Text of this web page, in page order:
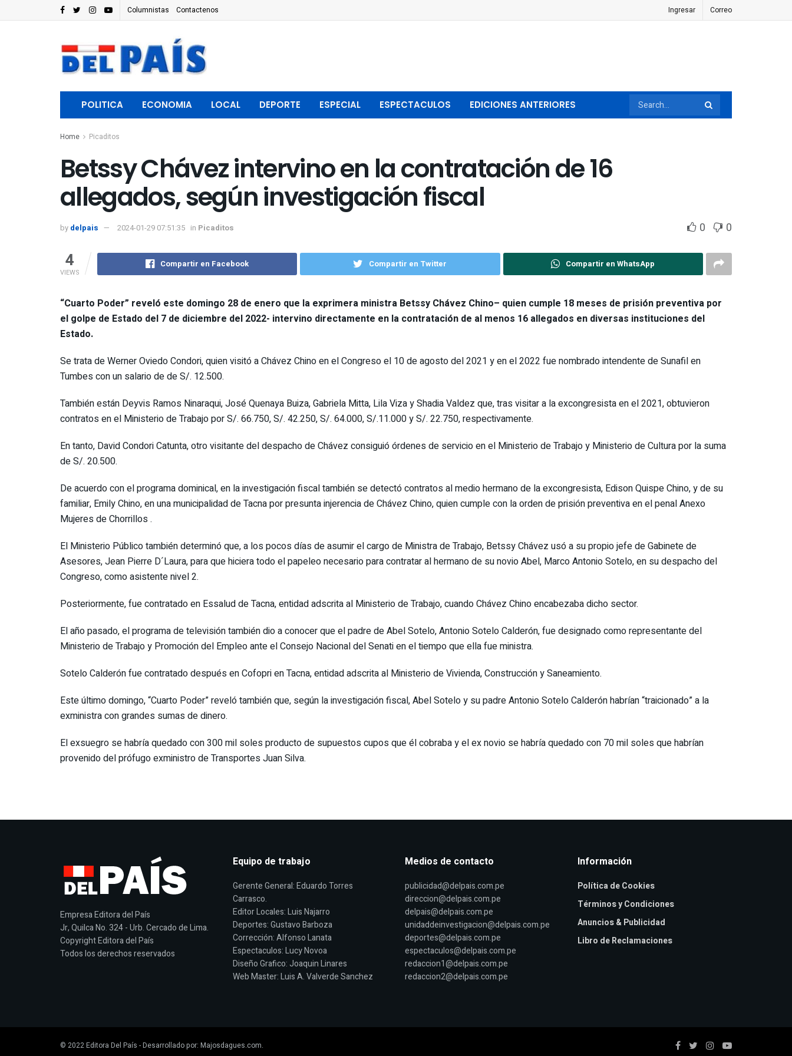
Columnistas Contactenos Ingresar Correo
POLITICA ECONOMIA LOCAL DEPORTE ESPECIAL ESPECTACULOS EDICIONES ANTERIORES
Home Picaditos
Betssy Chávez intervino en la contratación de 16
allegados, según investigación fiscal
by delpais 2024-01-29 07:51:35 in Picaditos 0 0
4
VIEWS
Compartir en Facebook Compartir en Twitter Compartir en WhatsApp
“Cuarto Poder” reveló este domingo 28 de enero que la exprimera ministra Betssy Chávez Chino– quien cumple 18 meses de prisión preventiva por
el golpe de Estado del 7 de diciembre del 2022- intervino directamente en la contratación de al menos 16 allegados en diversas instituciones del
Estado.
Se trata de Werner Oviedo Condori, quien visitó a Chávez Chino en el Congreso el 10 de agosto del 2021 y en el 2022 fue nombrado intendente de Sunafil en
Tumbes con un salario de de S/. 12.500.
También están Deyvis Ramos Ninaraqui, José Quenaya Buiza, Gabriela Mitta, Lila Viza y Shadia Valdez que, tras visitar a la excongresista en el 2021, obtuvieron
contratos en el Ministerio de Trabajo por S/. 66.750, S/. 42.250, S/. 64.000, S/.11.000 y S/. 22.750, respectivamente.
En tanto, David Condori Catunta, otro visitante del despacho de Chávez consiguió órdenes de servicio en el Ministerio de Trabajo y Ministerio de Cultura por la suma
de S/. 20.500.
De acuerdo con el programa dominical, en la investigación fiscal también se detectó contratos al medio hermano de la excongresista, Edison Quispe Chino, y de su
familiar, Emily Chino, en una municipalidad de Tacna por presunta injerencia de Chávez Chino, quien cumple con la orden de prisión preventiva en el penal Anexo
Mujeres de Chorrillos .
El Ministerio Público también determinó que, a los pocos días de asumir el cargo de Ministra de Trabajo, Betssy Chávez usó a su propio jefe de Gabinete de
Asesores, Jean Pierre D´Laura, para que hiciera todo el papeleo necesario para contratar al hermano de su novio Abel, Marco Antonio Sotelo, en su despacho del
Congreso, como asistente nivel 2.
Posteriormente, fue contratado en Essalud de Tacna, entidad adscrita al Ministerio de Trabajo, cuando Chávez Chino encabezaba dicho sector.
El año pasado, el programa de televisión también dio a conocer que el padre de Abel Sotelo, Antonio Sotelo Calderón, fue designado como representante del
Ministerio de Trabajo y Promoción del Empleo ante el Consejo Nacional del Senati en el tiempo que ella fue ministra.
Sotelo Calderón fue contratado después en Cofopri en Tacna, entidad adscrita al Ministerio de Vivienda, Construcción y Saneamiento.
Este último domingo, “Cuarto Poder” reveló también que, según la investigación fiscal, Abel Sotelo y su padre Antonio Sotelo Calderón habrían “traicionado” a la
exministra con grandes sumas de dinero.
El exsuegro se habría quedado con 300 mil soles producto de supuestos cupos que él cobraba y el ex novio se habría quedado con 70 mil soles que habrían
provenido del prófugo exministro de Transportes Juan Silva.
Empresa Editora del País
Jr, Quilca No. 324 - Urb. Cercado de Lima.
Copyright Editora del País
Todos los derechos reservados
Equipo de trabajo
Gerente General: Eduardo Torres
Carrasco.
Editor Locales: Luis Najarro
Deportes: Gustavo Barboza
Corrección: Alfonso Lanata
Espectaculos: Lucy Novoa
Diseño Grafico: Joaquin Linares
Web Master: Luis A. Valverde Sanchez
Medios de contacto
publicidad@delpais.com.pe
direccion@delpais.com.pe
delpais@delpais.com.pe
unidaddeinvestigacion@delpais.com.pe
deportes@delpais.com.pe
espectaculos@delpais.com.pe
redaccion1@delpais.com.pe
redaccion2@delpais.com.pe
Información
Política de Cookies
Términos y Condiciones
Anuncios & Publicidad
Libro de Reclamaciones
© 2022Editora Del País - Desarrollado por: Majosdagues.com.